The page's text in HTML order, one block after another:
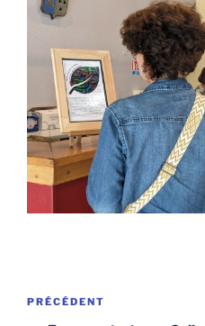
Navigation
Article
PRÉCÉDENT